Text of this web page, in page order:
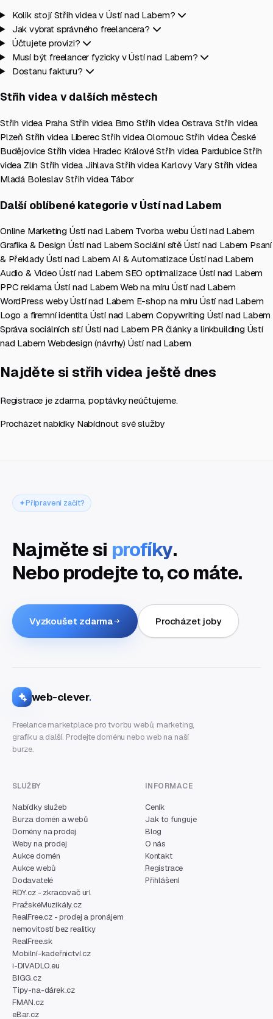
Kolik stojí Střih videa v Ústí nad Labem?
Jak vybrat správného freelancera?
Účtujete provizi?
Musí být freelancer fyzicky v Ústí nad Labem?
Dostanu fakturu?
Střih videa v dalších městech
Střih videa Praha Střih videa Brno Střih videa OstravaStřih videa
Plzeň Střih videa LiberecStřih videa Olomouc Střih videa České
BudějoviceStřih videa Hradec KrálovéStřih videa PardubiceStřih
videa ZlínStřih videa JihlavaStřih videa Karlovy Vary Střih videa
Mladá BoleslavStřih videa Tábor
Další oblíbené kategorie v Ústí nad Labem
Online Marketing Ústí nad Labem Tvorba webu Ústí nad Labem
Grafika & Design Ústí nad LabemSociální sítě Ústí nad Labem Psaní
& Překlady Ústí nad LabemAI & Automatizace Ústí nad Labem
Audio & Video Ústí nad Labem SEO optimalizace Ústí nad Labem
PPC reklama Ústí nad LabemWeb na míru Ústí nad Labem
WordPress weby Ústí nad Labem E-shop na míru Ústí nad Labem
Logo a firemní identita Ústí nad Labem Copywriting Ústí nad Labem
Správa sociálních sítí Ústí nad Labem PR články a linkbuilding Ústí
nad LabemWebdesign (návrhy) Ústí nad Labem
Najděte si střih videa ještě dnes
Registrace je zdarma, poptávky neúčtujeme.
Procházet nabídky Nabídnout své služby
Připraveni začít?
Najměte si profíky.
Nebo prodejte to, co máte.
Vyzkoušet zdarma Procházet joby
web-clever.
Freelance marketplace pro tvorbu webů, marketing,
grafiku a další. Prodejte doménu nebo web na naší
burze.
SLUŽBY
Nabídky služeb
Burza domén a webů
Domény na prodej
Weby na prodej
Aukce domén
Aukce webů
Dodavatelé
RDY.cz - zkracovač url
PražskéMuzikály.cz
RealFree.cz - prodej a pronájem
nemovitostí bez realitky
RealFree.sk
Mobilní-kadeřnictví.cz
i-DIVADLO.eu
BIGG.cz
Tipy-na-dárek.cz
FMAN.cz
eBar.cz
INFORMACE
Ceník
Jak to funguje
Blog
O nás
Kontakt
Registrace
Přihlášení